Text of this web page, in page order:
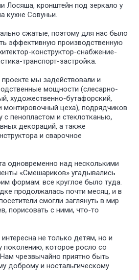
У НАС
ДЛЯ
Лосяша, кронштейн под зеркало у
кухне Совуньи.
сжатые, поэтому для нас было
эффективную производственную
конструктор-снабжение-
транспорт-застройка.
мы задействовали и
мощности (слесарно-
художественно-бутафорский,
монтировочный цеха), подрядчиков
с пенопластом и стеклотканью,
декораций, а также
и сварочное
одновременно над несколькими
«Смешариков» угадывались
формам: все круглое было туда.
продолжалась почти месяц, и в
смогли заглянуть в мир
порисовать с ними, что-то
не только детям, но и
которое росло со
чрезвычайно приятно быть
доброму и ностальгическому